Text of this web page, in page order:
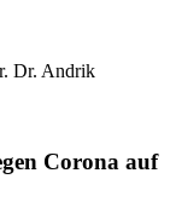
Dr. Andrik
Corona auf